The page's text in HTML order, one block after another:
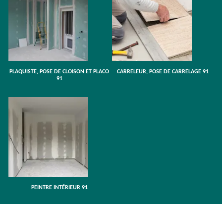
PLAQUISTE, POSE DE CLOISON ET PLACO
91
CARRELEUR, POSE DE CARRELAGE 91
PEINTRE INTÉRIEUR 91